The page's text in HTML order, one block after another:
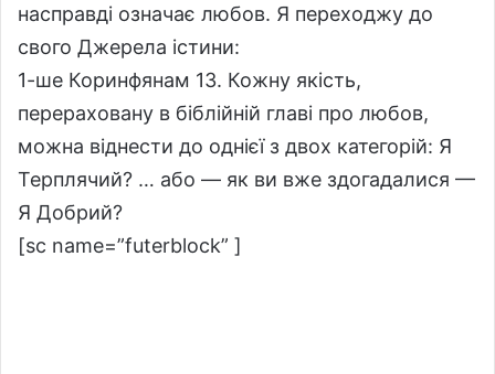
насправді означає любов. Я переходжу до
свого Джерела істини:
1-ше Коринфянам 13. Кожну якість,
перераховану в біблійній главі про любов,
можна віднести до однієї з двох категорій: Я
Терплячий? … або — як ви вже здогадалися —
Я Добрий?
[sc name=”futerblock” ]